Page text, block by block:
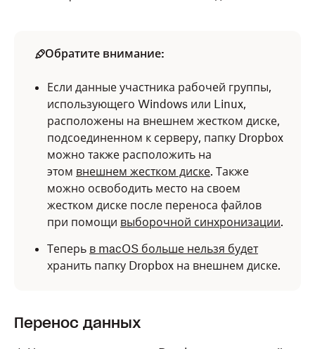
Обратите внимание:
Если данные участника рабочей группы,
использующего Windows или Linux,
расположены на внешнем жестком диске,
подсоединенном к серверу, папку Dropbox
можно также расположить на
этом внешнем жестком диске. Также
можно освободить место на своем
жестком диске после переноса файлов
при помощи выборочной синхронизации.
Теперь в macOS больше нельзя будет
хранить папку Dropbox на внешнем диске.
Перенос данных